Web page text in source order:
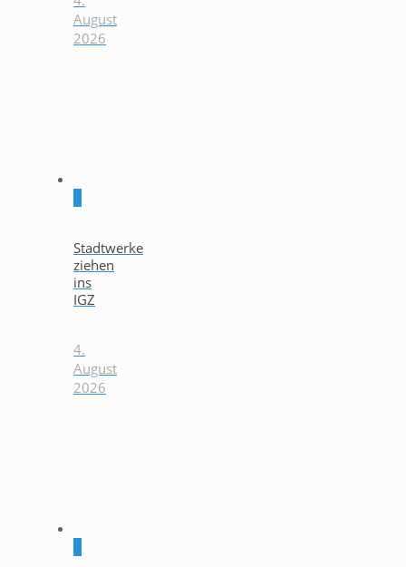
August
2026
Stadtwerke
ziehen
ins
IGZ
4.
August
2026